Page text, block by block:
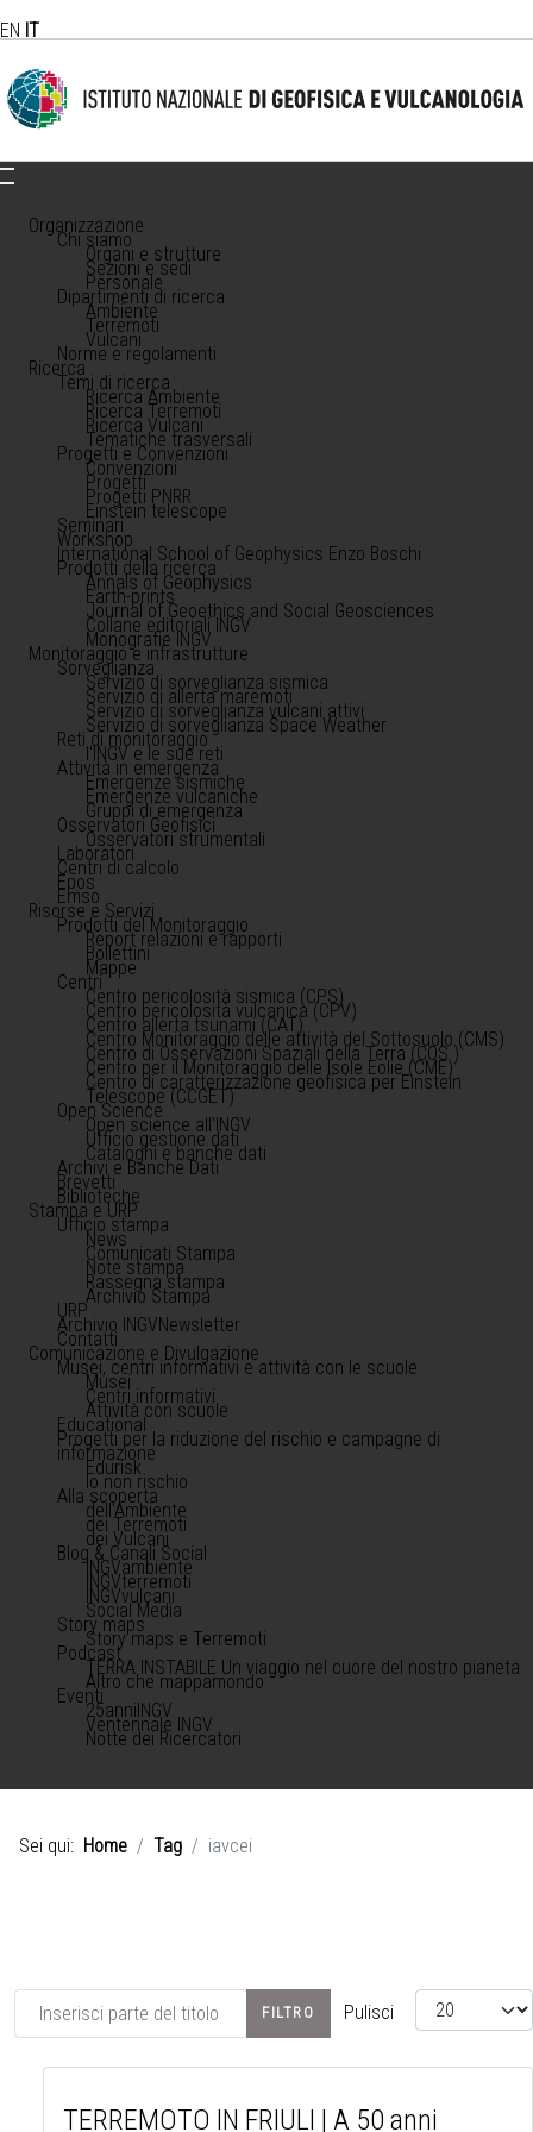
EN IT
Organizzazione
Chi siamo
Organi e strutture
Sezioni e sedi
Personale
Dipartimenti di ricerca
Ambiente
Terremoti
Vulcani
Norme e regolamenti
Ricerca
Temi di ricerca
Ricerca Ambiente
Ricerca Terremoti
Ricerca Vulcani
Tematiche trasversali
Progetti e Convenzioni
Convenzioni
Progetti
Progetti PNRR
Einstein telescope
Seminari
Workshop
International School of Geophysics Enzo Boschi
Prodotti della ricerca
Annals of Geophysics
Earth-prints
Journal of Geoethics and Social Geosciences
Collane editoriali INGV
Monografie INGV
Monitoraggio e infrastrutture
Sorveglianza
Servizio di sorveglianza sismica
Servizio di allerta maremoti
Servizio di sorveglianza vulcani attivi
Servizio di sorveglianza Space Weather
Reti di monitoraggio
l'INGV e le sue reti
Attività in emergenza
Emergenze sismiche
Emergenze vulcaniche
Gruppi di emergenza
Osservatori Geofisici
Osservatori strumentali
Laboratori
Centri di calcolo
Epos
Emso
Risorse e Servizi
Prodotti del Monitoraggio
Report relazioni e rapporti
Bollettini
Mappe
Centri
Centro pericolosità sismica (CPS)
Centro pericolosità vulcanica (CPV)
Centro allerta tsunami (CAT)
Centro Monitoraggio delle attività del Sottosuolo (CMS)
Centro di Osservazioni Spaziali della Terra (COS )
Centro per il Monitoraggio delle Isole Eolie (CME)
Centro di caratterizzazione geofisica per Einstein
Telescope (CCGET)
Open Science
Open science all'INGV
Ufficio gestione dati
Cataloghi e banche dati
Archivi e Banche Dati
Brevetti
Biblioteche
Stampa e URP
Ufficio stampa
News
Comunicati Stampa
Note stampa
Rassegna stampa
Archivio Stampa
URP
Archivio INGVNewsletter
Contatti
Comunicazione e Divulgazione
Musei, centri informativi e attività con le scuole
Musei
Centri informativi
Attività con scuole
Educational
Progetti per la riduzione del rischio e campagne di
informazione
Edurisk
Io non rischio
Alla scoperta
dell'Ambiente
dei Terremoti
dei Vulcani
Blog & Canali Social
INGVambiente
INGVterremoti
INGVvulcani
Social Media
Story maps
Story maps e Terremoti
Podcast
TERRA INSTABILE Un viaggio nel cuore del nostro pianeta
Altro che mappamondo
Eventi
25anniINGV
Ventennale INGV
Notte dei Ricercatori
Sei qui: Home Tag iavcei
Inserisci parte del titolo FILTRO Pulisci Visualizza #
TERREMOTO IN FRIULI | A 50 anni